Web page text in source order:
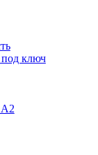
ключ
А2